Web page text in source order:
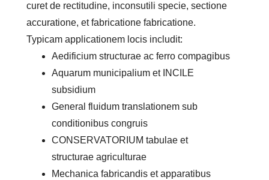
curet de rectitudine, inconsutili specie, sectione
accuratione, et fabricatione fabricatione.
Typicam applicationem locis includit:
Aedificium structurae ac ferro compagibus
Aquarum municipalium et INCILE
subsidium
General fluidum translationem sub
conditionibus congruis
CONSERVATORIUM tabulae et
structurae agriculturae
Mechanica fabricandis et apparatibus